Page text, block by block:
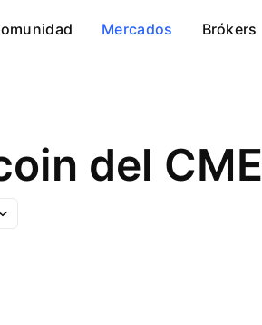
Mercados Brókers
del CME